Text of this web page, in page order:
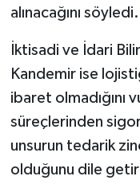
alınacağını söyledi.
İktisadi ve İdari
Kandemir ise
ibaret olmadığını
süreçlerinden
unsurun tedarik
olduğunu dile